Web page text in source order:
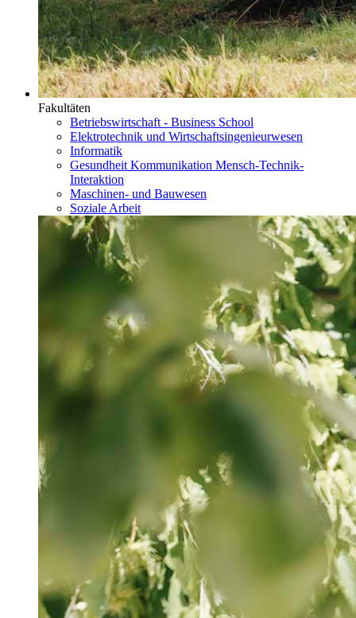
Fakultäten
Betriebswirtschaft - Business School
Elektrotechnik und Wirtschaftsingenieurwesen
Informatik
Gesundheit Kommunikation Mensch-Technik-
Interaktion
Maschinen- und Bauwesen
Soziale Arbeit